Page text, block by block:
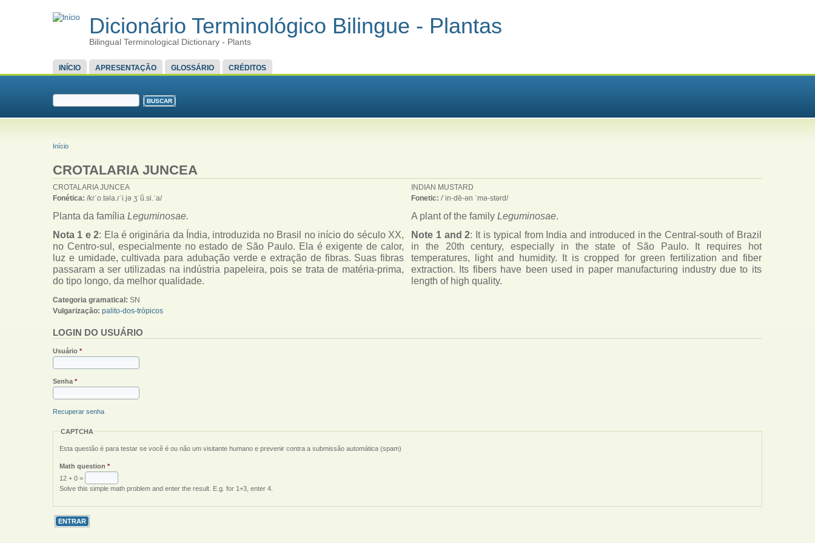
Dicionário Terminológico Bilingue - Plantas
Bilingual Terminological Dictionary - Plants
MENU PRINCIPAL
INÍCIO APRESENTAÇÃO GLOSSÁRIO CRÉDITOS
FORMULÁRIO DE BUSCA
VOCÊ ESTÁ AQUI
Início
CROTALARIA JUNCEA
CROTALARIA JUNCEA
Fonética: /kɾˈo.təla.ɾˈi.jə ʒˈũ.si.ˈa/
Planta da família Leguminosae.
Nota 1 e 2: Ela é originária da Índia, introduzida no Brasil no início do século XX,
no Centro-sul, especialmente no estado de São Paulo. Ela é exigente de calor,
luz e umidade, cultivada para adubação verde e extração de fibras. Suas fibras
passaram a ser utilizadas na indústria papeleira, pois se trata de matéria-prima,
do tipo longo, da melhor qualidade.
INDIAN MUSTARD
Fonetic: /ˈin-dē-ən ˈmə-stərd/
A plant of the family Leguminosae.
Note 1 and 2: It is typical from India and introduced in the Central-south of Brazil
in the 20th century, especially in the state of São Paulo. It requires hot
temperatures, light and humidity. It is cropped for green fertilization and fiber
extraction. Its fibers have been used in paper manufacturing industry due to its
length of high quality.
Categoria gramatical: SN
Vulgarização: palito-dos-trópicos
LOGIN DO USUÁRIO
Usuário *
Senha *
Recuperar senha
CAPTCHA
Esta questão é para testar se você é ou não um visitante humano e prevenir contra a submissão automática (spam)
Math question *
12 + 0 =
Solve this simple math problem and enter the result. E.g. for 1+3, enter 4.